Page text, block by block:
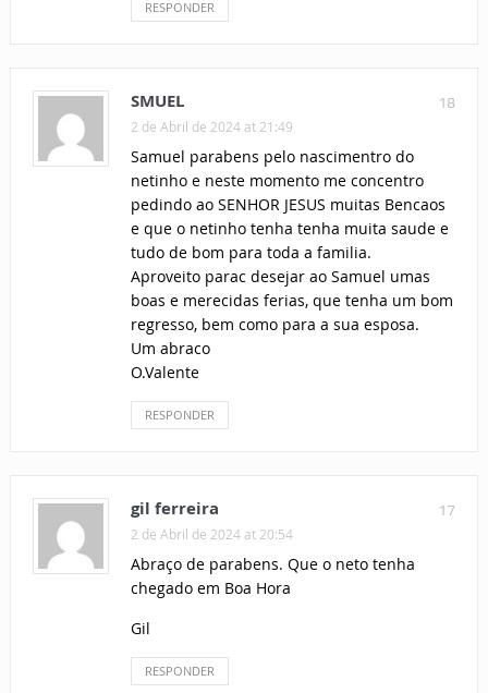
RESPONDER
18
SMUEL
2 de Abril de 2024 at 21:49
Samuel parabens pelo nascimentro do
netinho e neste momento me concentro
pedindo ao SENHOR JESUS muitas Bencaos
e que o netinho tenha tenha muita saude e
tudo de bom para toda a familia.
Aproveito parac desejar ao Samuel umas
boas e merecidas ferias, que tenha um bom
regresso, bem como para a sua esposa.
Um abraco
O.Valente
RESPONDER
17
gil ferreira
2 de Abril de 2024 at 20:54
Abraço de parabens. Que o neto tenha
chegado em Boa Hora
Gil
RESPONDER